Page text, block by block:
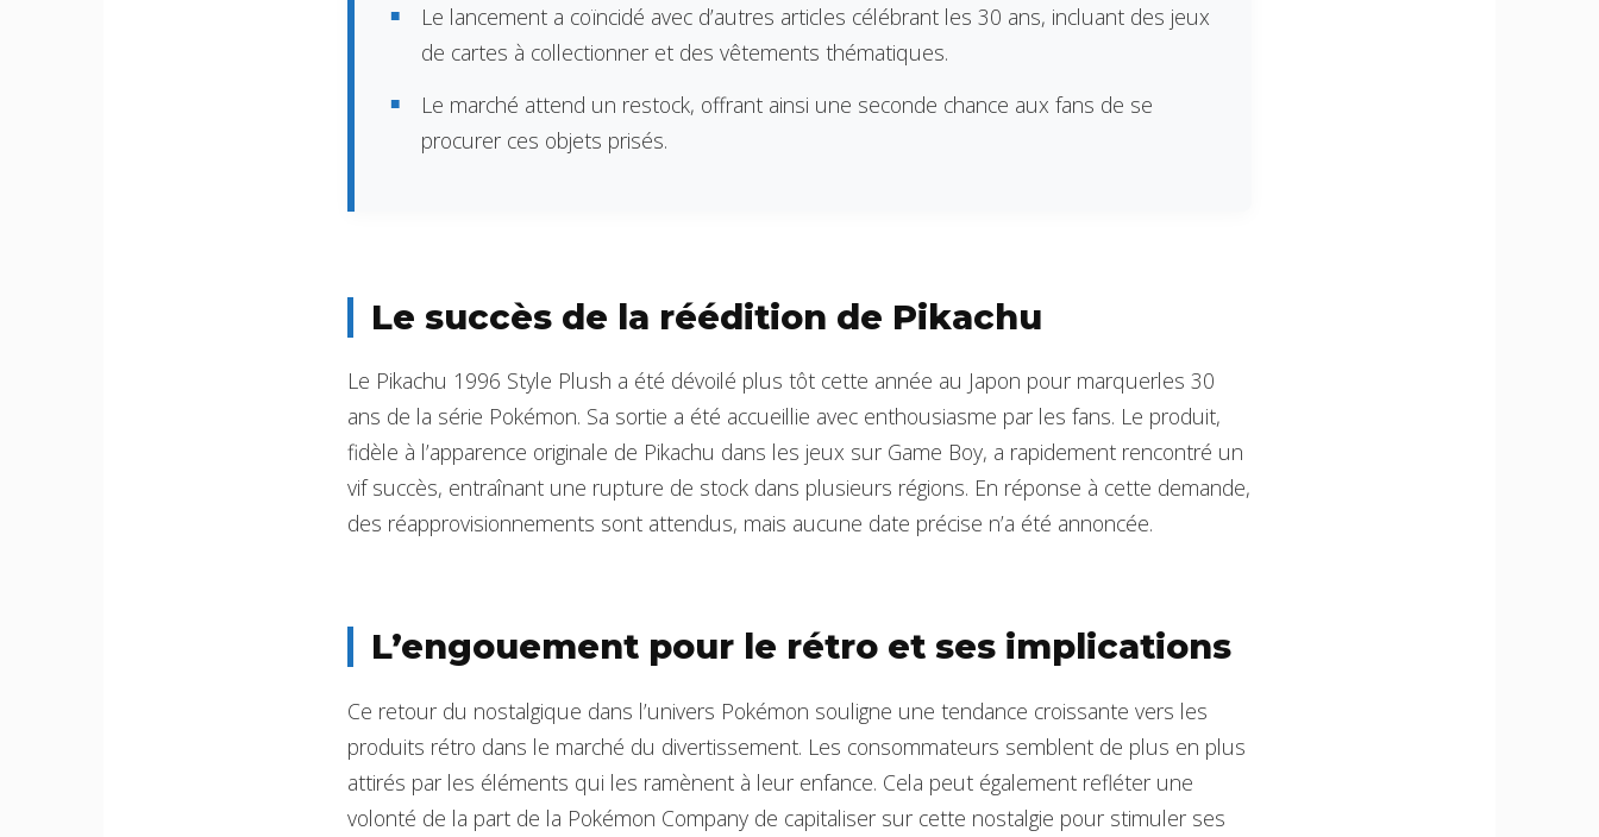
Le lancement a coïncidé avec d’autres articles célébrant les 30 ans, incluant des jeux
de cartes à collectionner et des vêtements thématiques.
Le marché attend un restock, offrant ainsi une seconde chance aux fans de se
procurer ces objets prisés.
Le succès de la réédition de Pikachu
Le Pikachu 1996 Style Plush a été dévoilé plus tôt cette année au Japon pour marquerles 30
ans de la série Pokémon. Sa sortie a été accueillie avec enthousiasme par les fans. Le produit,
fidèle à l’apparence originale de Pikachu dans les jeux sur Game Boy, a rapidement rencontré un
vif succès, entraînant une rupture de stock dans plusieurs régions. En réponse à cette demande,
des réapprovisionnements sont attendus, mais aucune date précise n’a été annoncée.
L’engouement pour le rétro et ses implications
Ce retour du nostalgique dans l’univers Pokémon souligne une tendance croissante vers les
produits rétro dans le marché du divertissement. Les consommateurs semblent de plus en plus
attirés par les éléments qui les ramènent à leur enfance. Cela peut également refléter une
volonté de la part de la Pokémon Company de capitaliser sur cette nostalgie pour stimuler ses